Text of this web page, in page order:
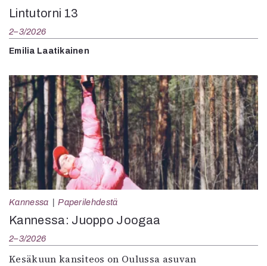
Lintutorni 13
2–3/2026
Emilia Laatikainen
Kannessa Paperilehdestä
Kannessa: Juoppo Joogaa
2–3/2026
Kesäkuun kansiteos on Oulussa asuvan